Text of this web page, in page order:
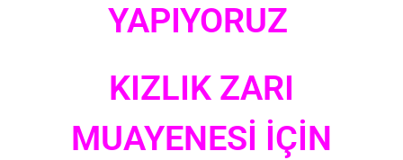
YAPIYORUZ
KIZLIK ZARI
MUAYENESİ İÇİN